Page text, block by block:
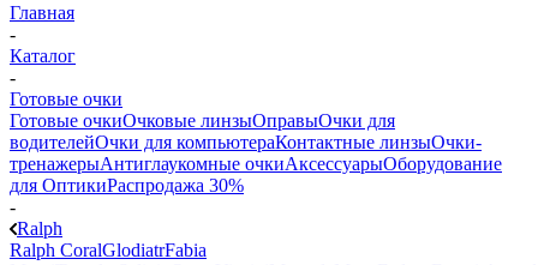
Главная
-
Каталог
-
Готовые очки
Готовые очкиОчковые линзыОправыОчки для
водителейОчки для компьютераКонтактные линзыОчки-
тренажерыАнтиглаукомные очкиАксессуарыОборудование
для ОптикиРаспродажа 30%
-
Ralph
Ralph CoralGlodiatrFabia